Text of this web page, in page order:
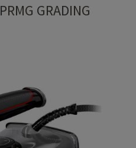
PRMG GRADING